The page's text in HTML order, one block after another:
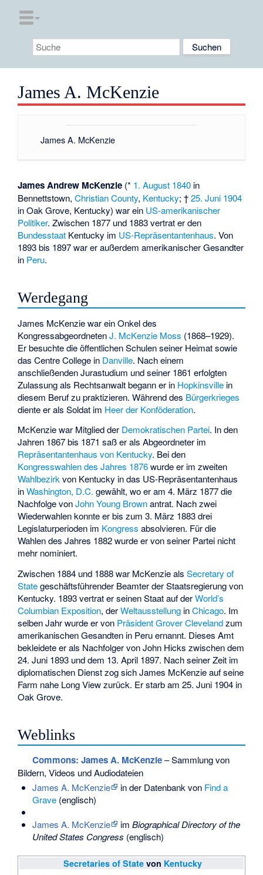
James A. McKenzie
James A. McKenzie
James Andrew McKenzie (* 1. August 1840 in
Bennettstown,Christian County, Kentucky; †25. Juni 1904
inOak Grove, Kentucky) war ein US-amerikanischer
Politiker. Zwischen 1877 und 1883 vertrat er den
Bundesstaat Kentucky im US-Repräsentantenhaus. Von
1893 bis 1897 war er außerdem amerikanischer Gesandter
in Peru.
Werdegang
James McKenzie war ein Onkel des
KongressabgeordnetenJ. McKenzie Moss (1868–1929).
Er besuchte die öffentlichen Schulen seiner Heimat sowie
dasCentre College in Danville. Nach einem
anschließenden Jurastudium und seiner 1861 erfolgten
Zulassung als Rechtsanwalt begann er in Hopkinsville in
diesem Beruf zu praktizieren. Während des Bürgerkrieges
diente er als Soldat im Heer der Konföderation.
McKenzie war Mitglied der Demokratischen Partei. In den
Jahren 1867 bis 1871 saß er als Abgeordneter im
Repräsentantenhaus von Kentucky. Bei den
Kongresswahlen des Jahres 1876wurde er im zweiten
Wahlbezirkvon Kentucky in das US-Repräsentantenhaus
inWashington, D.C. gewählt, wo er am 4. März 1877 die
Nachfolge vonJohn Young Brownantrat. Nach zwei
Wiederwahlen konnte er bis zum 3. März 1883 drei
Legislaturperioden im Kongress absolvieren. Für die
Wahlen des Jahres 1882 wurde er von seiner Partei nicht
mehr nominiert.
Zwischen 1884 und 1888 war McKenzie alsSecretary of
Stategeschäftsführender Beamter der Staatsregierung von
Kentucky. 1893 vertrat er seinen Staat auf derWorld’s
Columbian Exposition, derWeltausstellung inChicago. Im
selben Jahr wurde er von Präsident Grover Clevelandzum
amerikanischen Gesandten in Peru ernannt. Dieses Amt
bekleidete er als Nachfolger vonJohn Hicks zwischen dem
24. Juni 1893 und dem 13. April 1897. Nach seiner Zeit im
diplomatischen Dienst zog sich James McKenzie auf seine
Farm nahe Long Viewzurück. Er starb am 25. Juni 1904 in
Oak Grove.
Weblinks
Commons: James A. McKenzie– Sammlung von
Bildern, Videos und Audiodateien
James A. McKenzie
in der Datenbank von Find a
Grave(englisch)
James A. McKenzie
im Biographical Directory of the
United States Congress (englisch)
Secretaries of State von Kentucky